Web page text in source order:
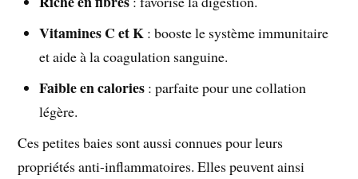
Vitamines C et K : booste le système immunitaire
et aide à la coagulation sanguine.
Faible en calories : parfaite pour une collation
légère.
Ces petites baies sont aussi connues pour leurs
propriétés anti-inflammatoires. Elles peuvent ainsi